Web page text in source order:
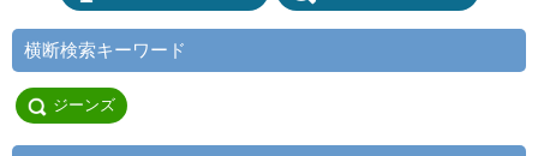
横断検索キーワード
ジーンズ